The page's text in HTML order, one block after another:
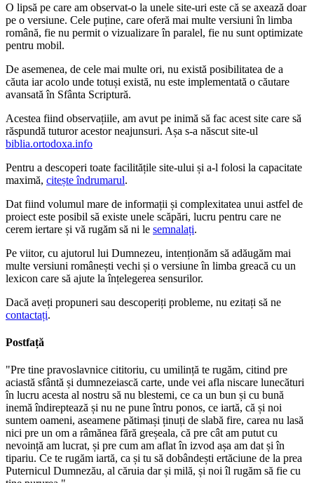
O lipsă pe care am observat-o la unele site-uri este că se axează doar
pe o versiune. Cele puține, care oferă mai multe versiuni în limba
română, fie nu permit o vizualizare în paralel, fie nu sunt optimizate
pentru mobil.
De asemenea, de cele mai multe ori, nu există posibilitatea de a
căuta iar acolo unde totuși există, nu este implementată o căutare
avansată în Sfânta Scriptură.
Acestea fiind observațiile, am avut pe inimă să fac acest site care să
răspundă tuturor acestor neajunsuri. Așa s-a născut site-ul
biblia.ortodoxa.info
Pentru a descoperi toate facilitățile site-ului și a-l folosi la capacitate
maximă, citește îndrumarul.
Dat fiind volumul mare de informații și complexitatea unui astfel de
proiect este posibil să existe unele scăpări, lucru pentru care ne
cerem iertare și vă rugăm să ni le semnalați.
Pe viitor, cu ajutorul lui Dumnezeu, intenționăm să adăugăm mai
multe versiuni românești vechi și o versiune în limba greacă cu un
lexicon care să ajute la înțelegerea sensurilor.
Dacă aveți propuneri sau descoperiți probleme, nu ezitați să ne
contactați.
Postfață
"Pre tine pravoslavnice cititoriu, cu umilință te rugăm, citind pre
aciastă sfântă și dumnezeiască carte, unde vei afla niscare lunecături
în lucru acesta al nostru să nu blestemi, ce ca un bun și cu bună
inemă îndireptează și nu ne pune întru ponos, ce iartă, că și noi
suntem oameni, aseamene pătimași ținuți de slabă fire, carea nu lasă
nici pre un om a râmănea fără greșeala, că pre cât am putut cu
nevoință am lucrat, și pre cum am aflat în izvod așa am dat și în
tipariu. Ce te rugăm iartă, ca și tu să dobândești ertăciune de la prea
Puternicul Dumnezău, al căruia dar și milă, și noi îl rugăm să fie cu